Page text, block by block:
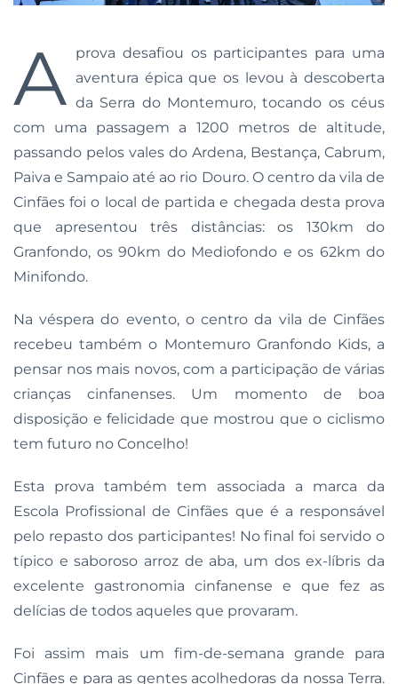
A prova desafiou os participantes para uma
aventura épica que os levou à descoberta
da Serra do Montemuro, tocando os céus
com uma passagem a 1200 metros de altitude,
passando pelos vales do Ardena, Bestança, Cabrum,
Paiva e Sampaio até ao rio Douro. O centro da vila de
Cinfães foi o local de partida e chegada desta prova
que apresentou três distâncias: os 130km do
Granfondo, os 90km do Mediofondo e os 62km do
Minifondo.
Na véspera do evento, o centro da vila de Cinfães
recebeu também o Montemuro Granfondo Kids, a
pensar nos mais novos, com a participação de várias
crianças cinfanenses. Um momento de boa
disposição e felicidade que mostrou que o ciclismo
tem futuro no Concelho!
Esta prova também tem associada a marca da
Escola Profissional de Cinfães que é a responsável
pelo repasto dos participantes! No final foi servido o
típico e saboroso arroz de aba, um dos ex-líbris da
excelente gastronomia cinfanense e que fez as
delícias de todos aqueles que provaram.
Foi assim mais um fim-de-semana grande para
Cinfães e para as gentes acolhedoras da nossa Terra.